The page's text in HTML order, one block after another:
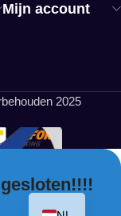
Mijn account
2025
EN